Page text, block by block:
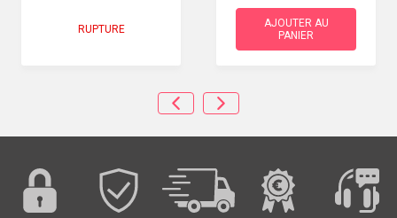
RUPTURE
AJOUTER AU
PANIER